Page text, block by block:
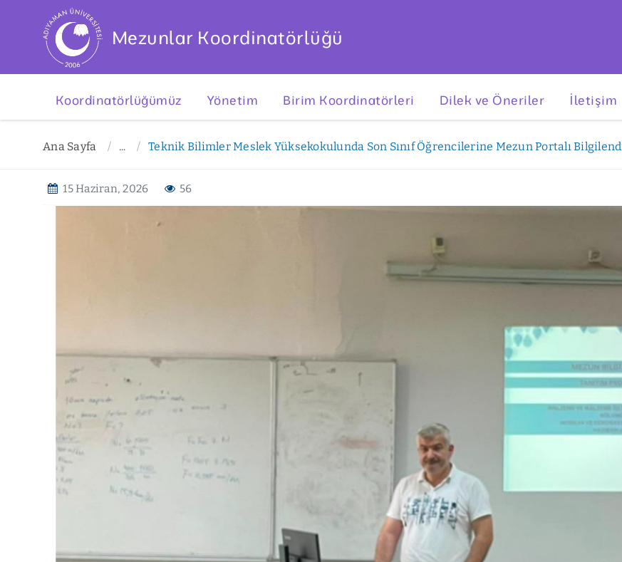
Mezunlar Koordinatörlüğü
Koordinatörlüğümüz Yönetim Birim Koordinatörleri Dilek ve Öneriler İletişim
Ana Sayfa ... Teknik Bilimler Meslek Yüksekokulunda Son Sınıf Öğrencilerine Mezun Portalı
15 Haziran, 2026 56